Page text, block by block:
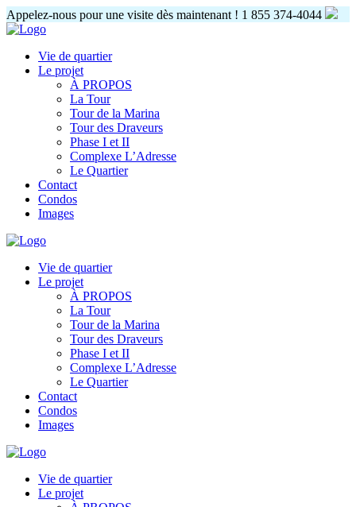
Appelez-nous pour une visite dès maintenant ! 1 855 374-4044
Vie de quartier
Le projet
À PROPOS
La Tour
Tour de la Marina
Tour des Draveurs
Phase I et II
Complexe L’Adresse
Le Quartier
Contact
Condos
Images
Vie de quartier
Le projet
À PROPOS
La Tour
Tour de la Marina
Tour des Draveurs
Phase I et II
Complexe L’Adresse
Le Quartier
Contact
Condos
Images
Vie de quartier
Le projet